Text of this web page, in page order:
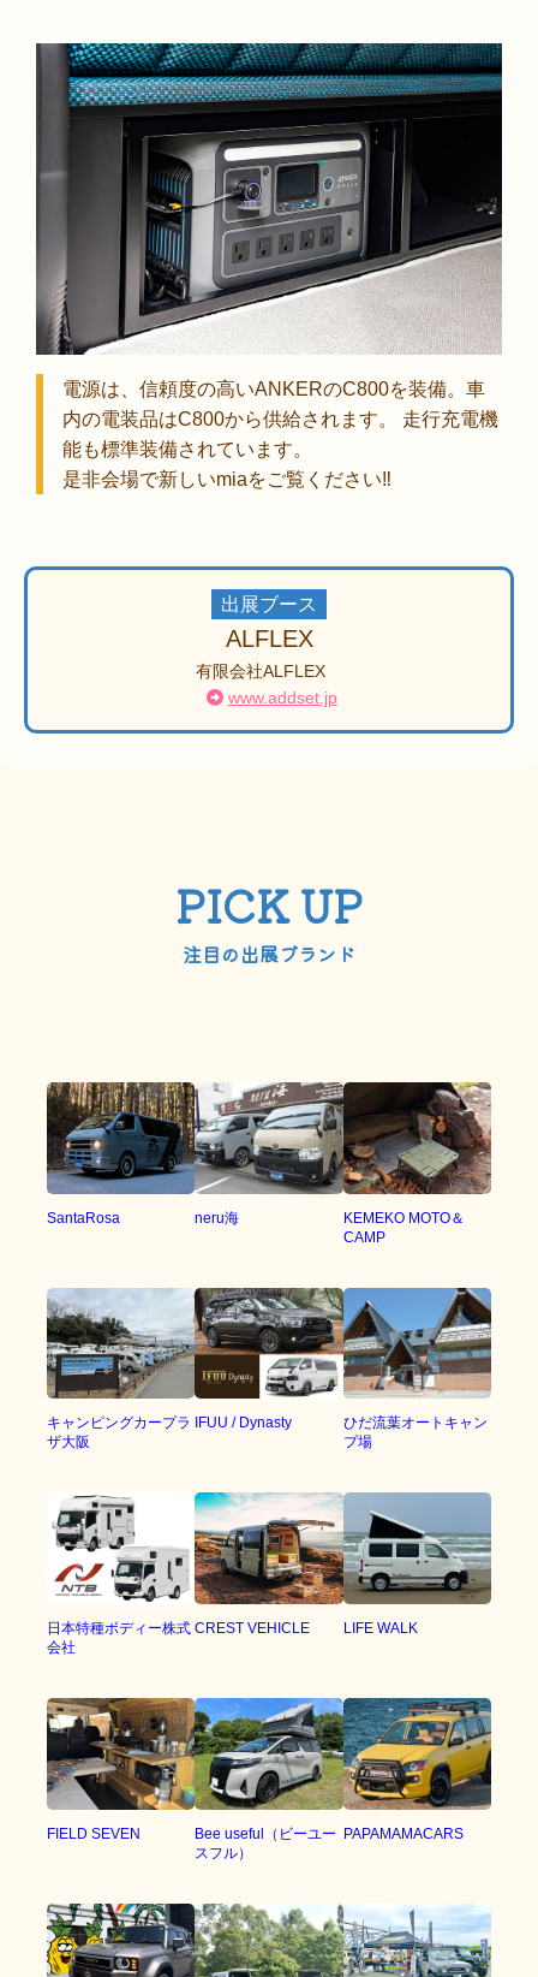
電源は、信頼度の高いANKERのC800を装備。車
内の電装品はC800から供給されます。 走行充電機
能も標準装備されています。
是非会場で新しいmiaをご覧ください‼
出展ブース
ALFLEX
有限会社ALFLEX
www.addset.jp
PICK UP
注目の出展ブランド
SantaRosa neru海
KEMEKO MOTO＆
CAMP
キャンピングカープラ
ザ大阪
IFUU / Dynasty
ひだ流葉オートキャン
プ場
日本特種ボディー株式
会社
CREST VEHICLE LIFE WALK
FIELD SEVEN
Bee useful（ビーユー
スフル）
PAPAMAMACARS